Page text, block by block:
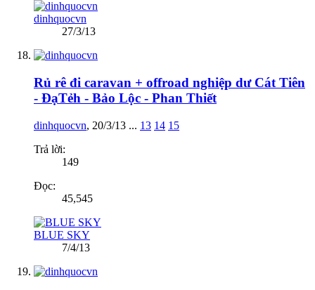
dinhquocvn
27/3/13
Rủ rê đi caravan + offroad nghiệp dư Cát Tiên
- ĐạTẻh - Bảo Lộc - Phan Thiết
dinhquocvn, 20/3/13 ... 13 14 15
Trả lời:
149
Đọc:
45,545
BLUE SKY
7/4/13